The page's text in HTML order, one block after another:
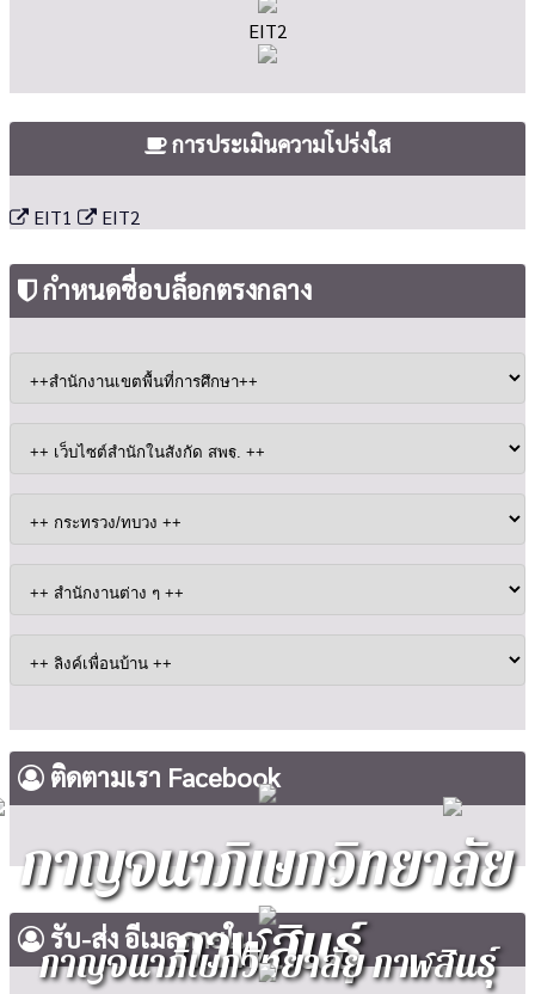
EIT2
การประเมินความโปร่งใส
EIT1 EIT2
กำหนดชื่อบล็อกตรงกลาง
ติดตามเรา Facebook
รับ-ส่ง อีเมลภายใน
กาญจนาภิเษกวิทยาลัย
กาฬสินธุ์
กาญจนาภิเษกวิทยาลัย กาฬสินธุ์